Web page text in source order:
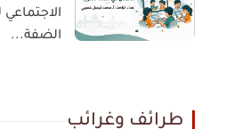
الضفة...
طرائف وغرائب